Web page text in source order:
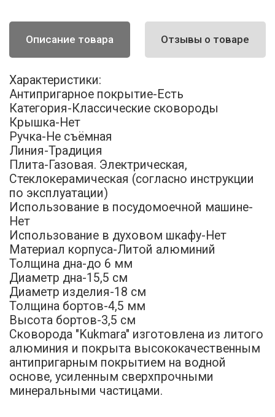
Описание товара Отзывы о товаре
Характеристики:
Антипригарное покрытие-Есть
Категория-Классические сковороды
Крышка-Нет
Ручка-Не съёмная
Линия-Традиция
Плита-Газовая. Электрическая,
Стеклокерамическая (согласно инструкции
по эксплуатации)
Использование в посудомоечной машине-
Нет
Использование в духовом шкафу-Нет
Материал корпуса-Литой алюминий
Толщина дна-до 6 мм
Диаметр дна-15,5 см
Диаметр изделия-18 см
Толщина бортов-4,5 мм
Высота бортов-3,5 см
Сковорода "Kukmara" изготовлена из литого
алюминия и покрыта высококачественным
антипригарным покрытием на водной
основе, усиленным сверхпрочными
минеральными частицами.